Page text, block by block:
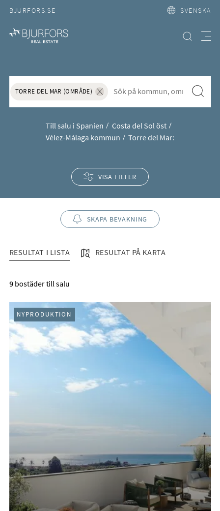
BJURFORS.SE SVENSKA
Hitta bostad
Köpa hus eller lägenhet i Torre
TORRE DEL MAR (OMRÅDE)
Ta bort sökordet "Torre del Mar (Område)"
S&ouml;k f&ouml;r att l&auml;gga till nytt s&ouml;kord
Till salu i Spanien
Costa del Sol öst
Vélez-Málaga kommun
Torre del Mar:
VISA FILTER
SKAPA BEVAKNING
RESULTAT I LISTA RESULTAT PÅ KARTA
9bostäder till salu
NYPRODUKTION